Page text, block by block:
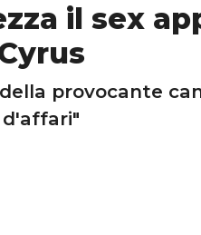
il sex
provocante
d'affari"